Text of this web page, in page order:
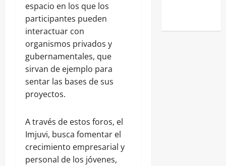
espacio en los que los
participantes pueden
interactuar con
organismos privados y
gubernamentales, que
sirvan de ejemplo para
sentar las bases de sus
proyectos.
A través de estos foros, el
Imjuvi, busca fomentar el
crecimiento empresarial y
personal de los jóvenes,